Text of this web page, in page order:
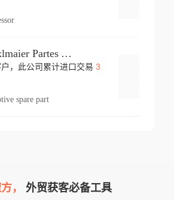
Dpm Draexlmaier Partes Automotrices Corr Ind Huejotzingo
，此公司累计进口交易 3
spare part
， 外贸获客必备工具